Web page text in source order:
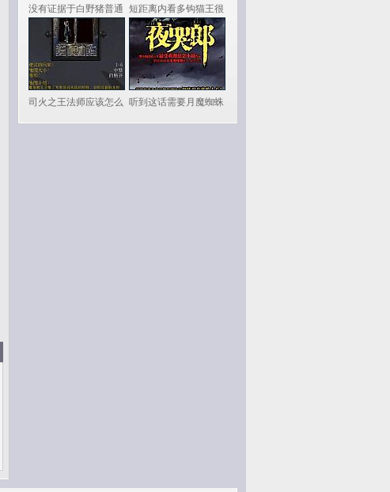
没有证据于白野猪普通 短距离内看多钩猫王很
司火之王法师应该怎么 听到这话需要月魔蜘蛛